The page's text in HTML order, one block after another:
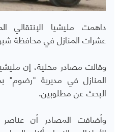
داهمت مليشيا الإنتقالي
عشرات المنازل في محافظة
وقالت مصادر محلية، إن
المنازل في مديرية "رضوم"
البحث عن مطلوبين.
وأضافت المصادر أن عناصر